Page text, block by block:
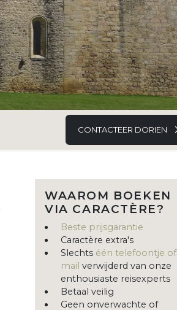
CONTACTEER DORIEN
WAAROM BOEKEN
VIA CARACTÈRE?
Beste prijsgarantie
Caractère extra's
Slechts één telefoontje of
mail verwijderd van onze
enthousiaste reisexperts
Betaal veilig
Geen onverwachte of